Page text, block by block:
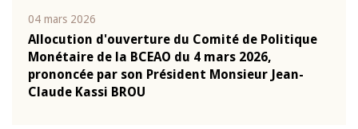
04 mars 2026
Allocution d'ouverture du Comité de Politique
Monétaire de la BCEAO du 4 mars 2026,
prononcée par son Président Monsieur Jean-
Claude Kassi BROU